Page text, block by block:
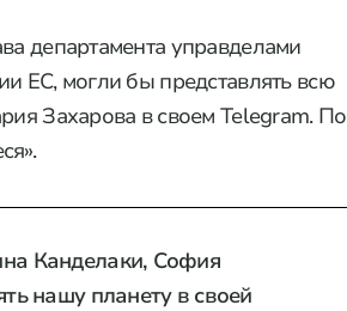
департамента управделами
ЕС, могли бы представлять всю
Захарова в своем Telegram. По
Канделаки, София
нашу планету в своей